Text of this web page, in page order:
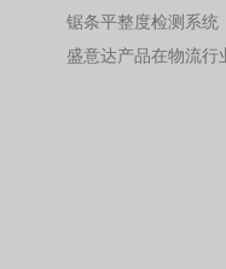
锯条平整度检测系统
盛意达产品在物流行